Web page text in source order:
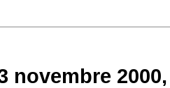
novembre